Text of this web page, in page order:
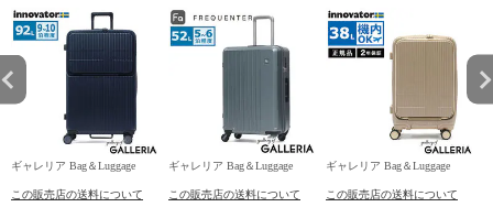
ギャレリア Bag＆Luggage
この販売店の送料について
ギャレリア Bag＆Luggage
この販売店の送料について
ギャレリア Bag＆Luggage
この販売店の送料について